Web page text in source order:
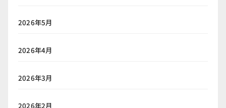
2026年5月
2026年4月
2026年3月
2026年2月